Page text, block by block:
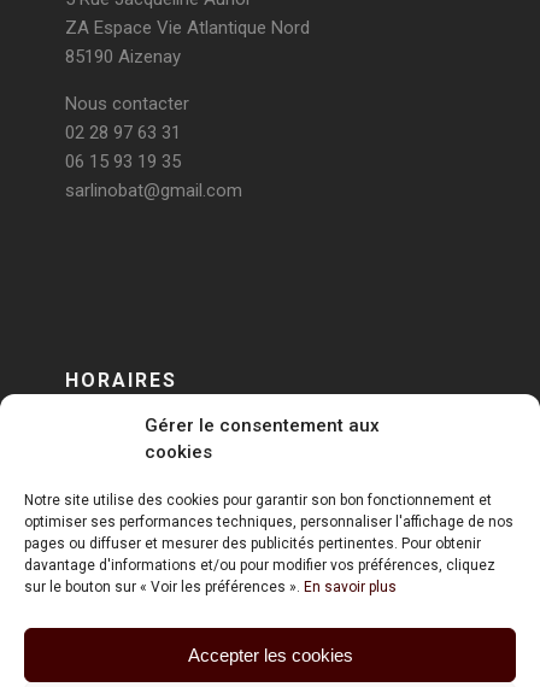
Gérer le consentement aux
cookies
Notre site utilise des cookies pour garantir son bon fonctionnement et
optimiser ses performances techniques, personnaliser l'affichage de nos
pages ou diffuser et mesurer des publicités pertinentes. Pour obtenir
davantage d'informations et/ou pour modifier vos préférences, cliquez
sur le bouton sur « Voir les préférences ». En savoir plus
Accepter les cookies
ZA Espace Vie Atlantique Nord
85190 Aizenay
Nous contacter
02 28 97 63 31
06 15 93 19 35
sarlinobat@gmail.com
HORAIRES
DU LUNDI AU VENDREDI